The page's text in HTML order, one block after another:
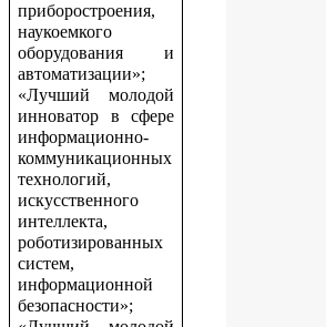
приборостроения,
наукоемкого
оборудования и
автоматизации»;
«Лучший молодой
инноватор в сфере
информационно-
коммуникационных
технологий,
искусственного
интеллекта,
роботизированных
систем,
информационной
безопасности»;